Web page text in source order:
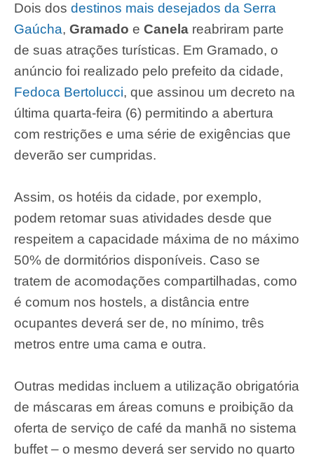
Dois dos destinos mais desejados da Serra
Gaúcha, Gramado e Canela reabriram parte
de suas atrações turísticas. Em Gramado, o
anúncio foi realizado pelo prefeito da cidade,
Fedoca Bertolucci, que assinou um decreto na
última quarta-feira (6) permitindo a abertura
com restrições e uma série de exigências que
deverão ser cumpridas.
Assim, os hotéis da cidade, por exemplo,
podem retomar suas atividades desde que
respeitem a capacidade máxima de no máximo
50% de dormitórios disponíveis. Caso se
tratem de acomodações compartilhadas, como
é comum nos hostels, a distância entre
ocupantes deverá ser de, no mínimo, três
metros entre uma cama e outra.
Outras medidas incluem a utilização obrigatória
de máscaras em áreas comuns e proibição da
oferta de serviço de café da manhã no sistema
buffet – o mesmo deverá ser servido no quarto